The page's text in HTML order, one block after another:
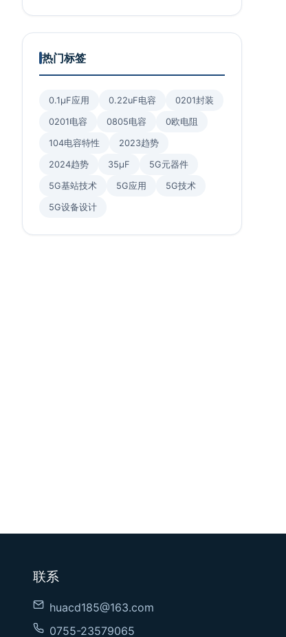
热门标签
0.1μF应用 0.22uF电容 0201封装
0201电容 0805电容 0欧电阻
104电容特性 2023趋势
2024趋势 35μF 5G元器件
5G基站技术 5G应用 5G技术
5G设备设计
联系
huacd185@163.com
0755-23579065